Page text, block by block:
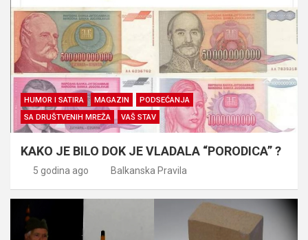
HUMOR I SATIRA MAGAZIN
PODSEĆANJA
SA DRUŠTVENIH MREŽA
VAŠ STAV
KAKO JE BILO DOK JE VLADALA “PORODICA” ?
5 godina ago Balkanska Pravila